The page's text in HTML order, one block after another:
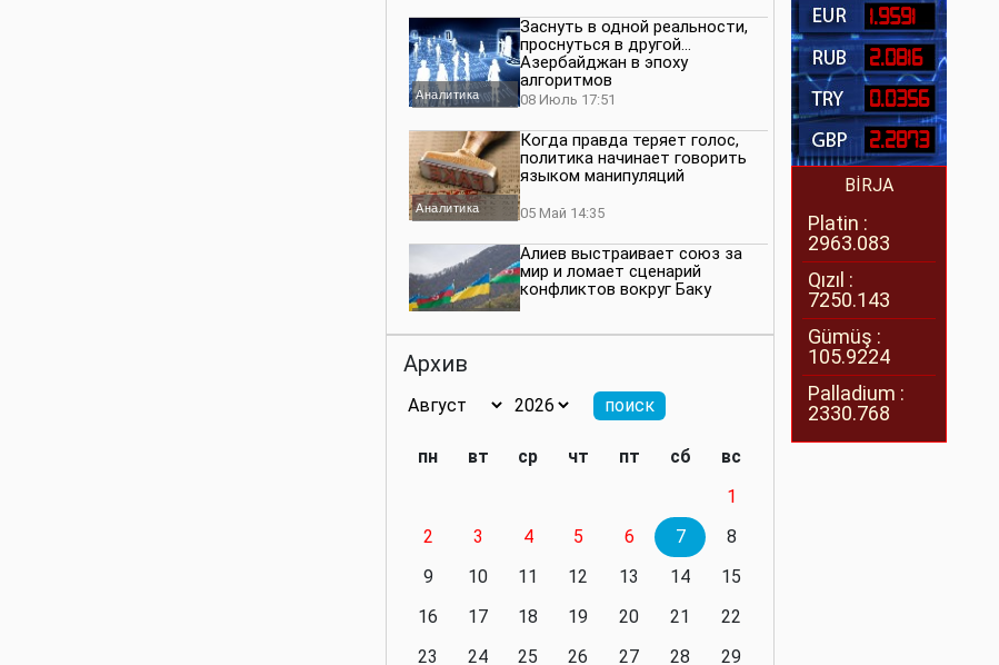
Аналитика
Заснуть в одной реальности,
проснуться в другой…
Азербайджан в эпоху
алгоритмов
08 Июль 17:51
Аналитика
Когда правда теряет голос,
политика начинает говорить
языком манипуляций
05 Май 14:35
Алиев выстраивает союз за
мир и ломает сценарий
конфликтов вокруг Баку
значимость региона
нейтралитета больше не будет
Политика
президенту приходится все
делать самому
Архив
пн вт ср чт пт сб
вс
1
2
3 4 5 6 7
8
9
10 11 12 13 14
15
16
17 18 19 20 21
22
23
24 25 26 27 28
29
1.9591
2.0816
0.0356
2.2873
BİRJA
Platin :
2963.083
Qızıl :
7250.143
Gümüş :
105.9224
Palladium :
2330.768